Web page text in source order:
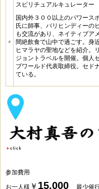
スピリチュアルキュレータ
国内外３００以上のパワー
氏に師事、バリヒンディーの
も交流があり、ネイティブア
間絶飲食で山中で過ごす。身
ヒマラヤの聖地などを紹介。
ジョントラベルを開催。個人
ブワールド代表取締役。セド
ている。
参加費用
お一人様 ￥ 15,000 最少催